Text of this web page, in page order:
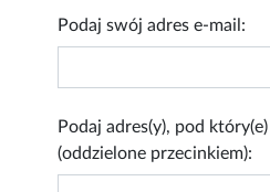
Podaj swój adres e-mail:
Podaj adres(y), pod który(e)
(oddzielone przecinkiem):